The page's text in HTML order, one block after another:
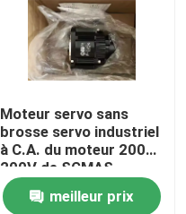
Moteur servo sans
brosse servo industriel
à C.A. du moteur 200W
200V de SGMAS-
02A2A4C
meilleur prix